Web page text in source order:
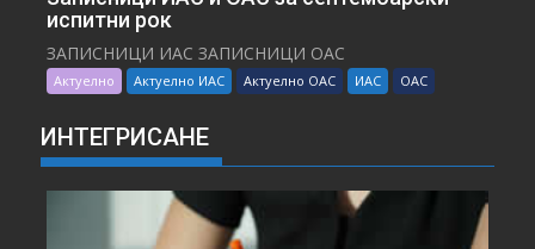
испитни рок
ЗАПИСНИЦИ ИАС ЗАПИСНИЦИ ОАС
Актуелно Актуелно ИАС Актуелно ОАС ИАС ОАС
ИНТЕГРИСАНЕ